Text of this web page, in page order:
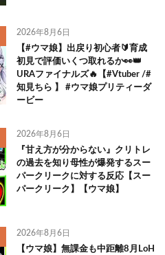
2026年8月6日
【#ウマ娘】出戻り初心者🔰育成
初見で評価いくつ取れるか👀👑
URAファイナルズ🔥【#Vtuber /#
知見ちら 】 #ウマ娘プリティーダ
ービー
2026年8月6日
『甘え方が分からない』クリトレ
の過去を知り母性が爆発するスー
パークリークに対する反応【スー
パークリーク】【ウマ娘】
2026年8月6日
【ウマ娘】無課金も中距離8月LoH